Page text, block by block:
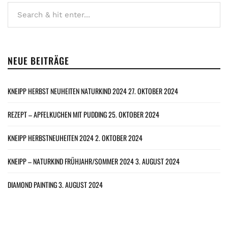
NEUE BEITRÄGE
KNEIPP HERBST NEUHEITEN NATURKIND 202427. OKTOBER 2024
REZEPT – APFELKUCHEN MIT PUDDING25. OKTOBER 2024
KNEIPP HERBSTNEUHEITEN 20242. OKTOBER 2024
KNEIPP – NATURKIND FRÜHJAHR/SOMMER 20243. AUGUST 2024
DIAMOND PAINTING3. AUGUST 2024